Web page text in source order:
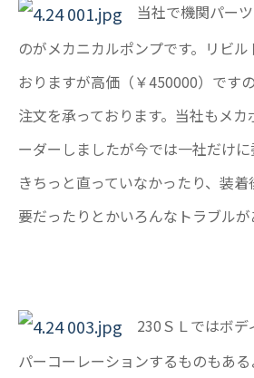
当社で機関パー
のがメカニカルポンプです。リビ
おりますが高価（￥450000）です
注文を承っております。当社もメ
ーダーしましたが今では一社だけに
きちっと直っていなかったり、装
要だったりとかいろんなトラブルが
230ＳＬではボデ
パーコーレーションするものもある